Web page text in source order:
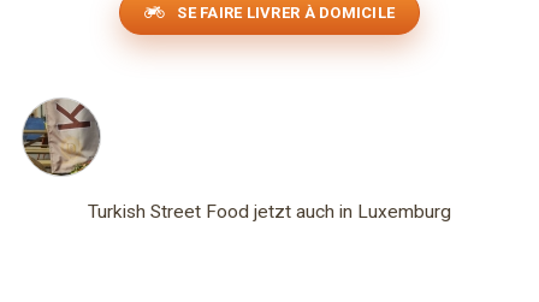
SE FAIRE LIVRER À DOMICILE
Turkish Street Food jetzt auch in Luxemburg